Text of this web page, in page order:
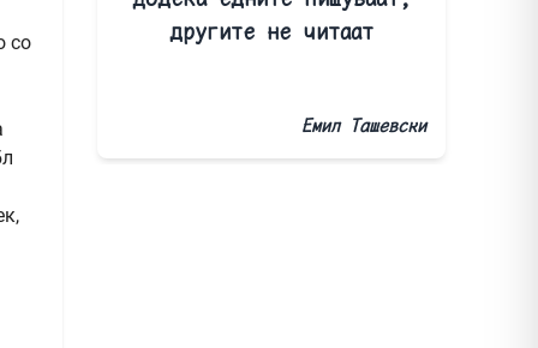
со
другите не читаат
Емил Ташевски